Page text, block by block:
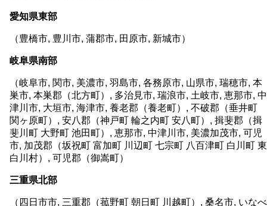
愛知県東部
（豊橋市, 豊川市, 蒲郡市, 田原市, 新城市）
岐阜県南部
（岐阜市, 関市, 美濃市, 羽島市, 各務原市, 山県市, 瑞穂市, 本
巣市, 本巣郡（北方町）, 多治見市, 瑞浪市, 土岐市, 恵那市, 中
津川市, 大垣市, 海津市, 養老郡（養老町）, 不破郡（垂井町
関ヶ原町）, 安八郡（神戸町 輪之内町 安八町）, 揖斐郡（揖
斐川町 大野町 池田町）, 恵那市, 中津川市, 美濃加茂市, 可児
市, 加茂郡（坂祝町 富加町 川辺町 七宗町 八百津町 白川町 東
白川村）, 可児郡（御嵩町）
三重県北部
（四日市市, 三重郡（菰野町 朝日町 川越町）, 桑名市, いなべ